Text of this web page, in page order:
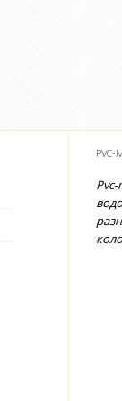
PVC-